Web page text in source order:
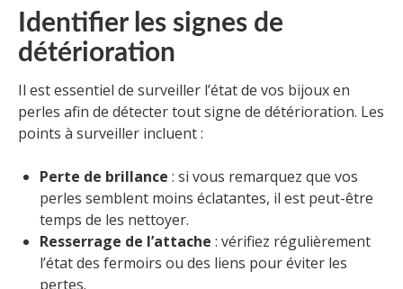
Identifier les signes de
détérioration
Il est essentiel de surveiller l’état de vos bijoux en
perles afin de détecter tout signe de détérioration. Les
points à surveiller incluent :
Perte de brillance : si vous remarquez que vos
perles semblent moins éclatantes, il est peut-être
temps de les nettoyer.
Resserrage de l’attache : vérifiez régulièrement
l’état des fermoirs ou des liens pour éviter les
pertes.